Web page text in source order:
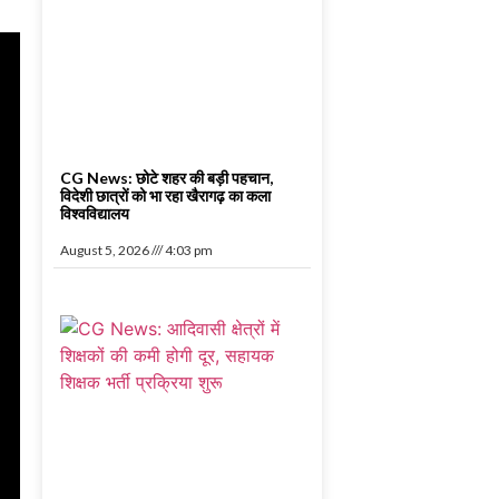
CG News: छोटे शहर की बड़ी पहचान,
विदेशी छात्रों को भा रहा खैरागढ़ का कला
विश्वविद्यालय
August 5, 2026 4:03 pm